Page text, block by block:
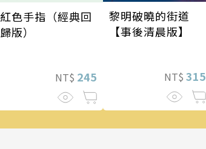
紅色手指（經典回
歸版）
NT$ 245
黎明破曉的街道
【事後清晨版】
NT$ 315